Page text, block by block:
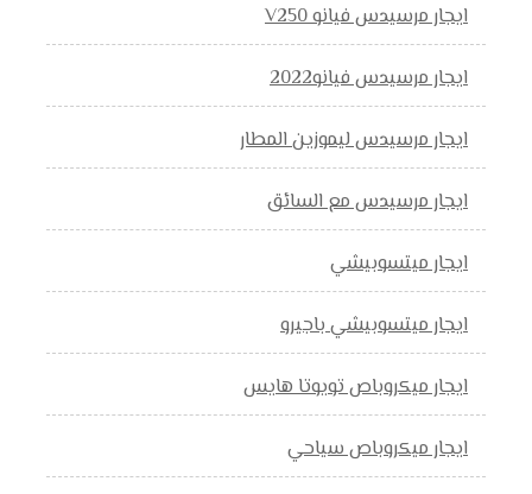
ايجار مرسيدس فيانو V250
ايجار مرسيدس فيانو2022
ايجار مرسيدس ليموزين المطار
ايجار مرسيدس مع السائق
ايجار ميتسوبيشي
ايجار ميتسوبيشي باجيرو
ايجار ميكروباص تويوتا هايس
ايجار ميكروباص سياحي